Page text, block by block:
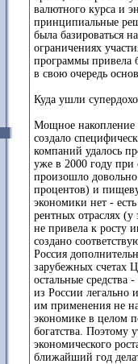
валютного курса и
принципиальные
была базироваться
ограничениях
программы привела
в свою очередь
Куда ушли
Мощное накопление
создало
компаний удалось
уже в 2000 году при
произошло
процентов) и
экономики нет -
рентных отраслях (у
не привела к росту
создано
Россия
зарубежных счетах
остальные
из России легально
им применения не
экономике в целом
богатства. Поэтому
экономического
ближайший год